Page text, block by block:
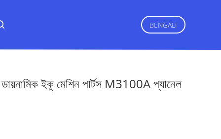
BENGALI
ইকু মেশিন পার্টস M3100A প্যানেল